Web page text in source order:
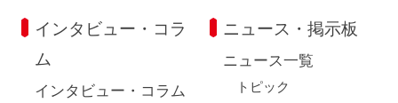
インタビュー・コラ
ム
インタビュー・コラム
ニュース・掲示板
ニュース一覧
トピック